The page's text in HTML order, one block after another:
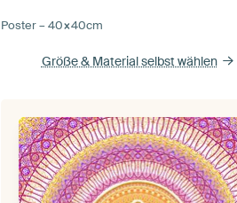
Poster –40×40cm
Größe & Material selbst wählen